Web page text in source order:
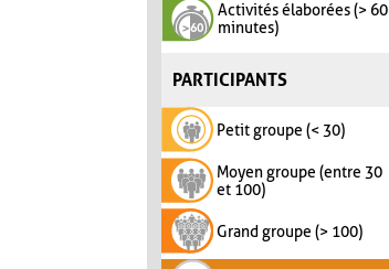
Activités élaborées (> 60
minutes)
PARTICIPANTS
Petit groupe (< 30)
Moyen groupe (entre 30
et 100)
Grand groupe (> 100)